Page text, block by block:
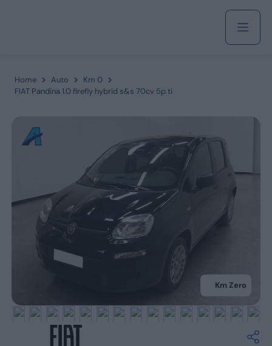
Servizi
Marchi
Jeep
Home Auto
Km 0
FIAT Pandina 1.0 firefly hybrid s&s 70cv 5p.ti
Km Zero